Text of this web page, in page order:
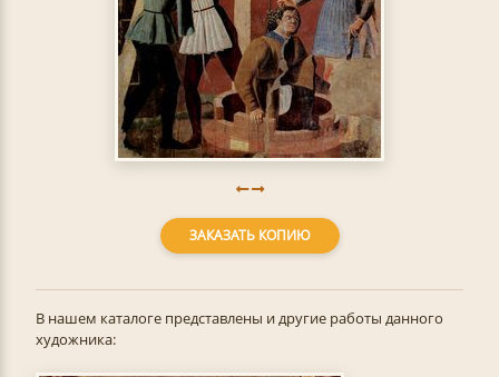
ЗАКАЗАТЬ КОПИЮ
В нашем каталоге представлены и другие работы данного
художника: